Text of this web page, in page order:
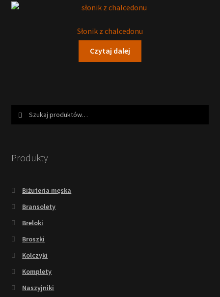
Słonik z chalcedonu
Czytaj dalej
Produkty
Biżuteria męska
Bransolety
Breloki
Broszki
Kolczyki
Komplety
Naszyjniki